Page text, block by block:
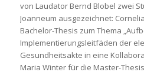
von Laudator Bernd Blobel zwei
Joanneum ausgezeichnet:
Bachelor-Thesis zum Thema
Implementierungsleitfäden der
Gesundheitsakte in eine
Maria Winter für die Master-